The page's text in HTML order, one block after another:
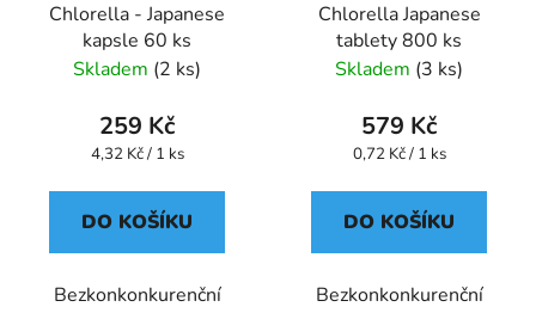
Chlorella - Japanese
kapsle 60 ks
Skladem (2 ks)
259 Kč
Měrná
4,32 Kč / 1 ks
DO KOŠÍKU
Bezkonkonkurenční
Chlorella Japanese
tablety 800 ks
Skladem (3 ks)
579 Kč
Měrná
0,72 Kč / 1 ks
DO KOŠÍKU
Bezkonkonkurenční